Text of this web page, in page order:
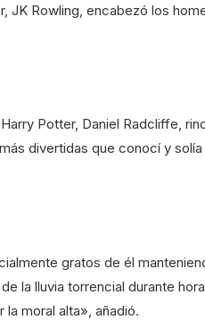
JK Rowling, encabezó los
Potter, Daniel Radcliffe,
divertidas que conocí y
gratos de él
la lluvia torrencial durante
la moral alta», añadió.